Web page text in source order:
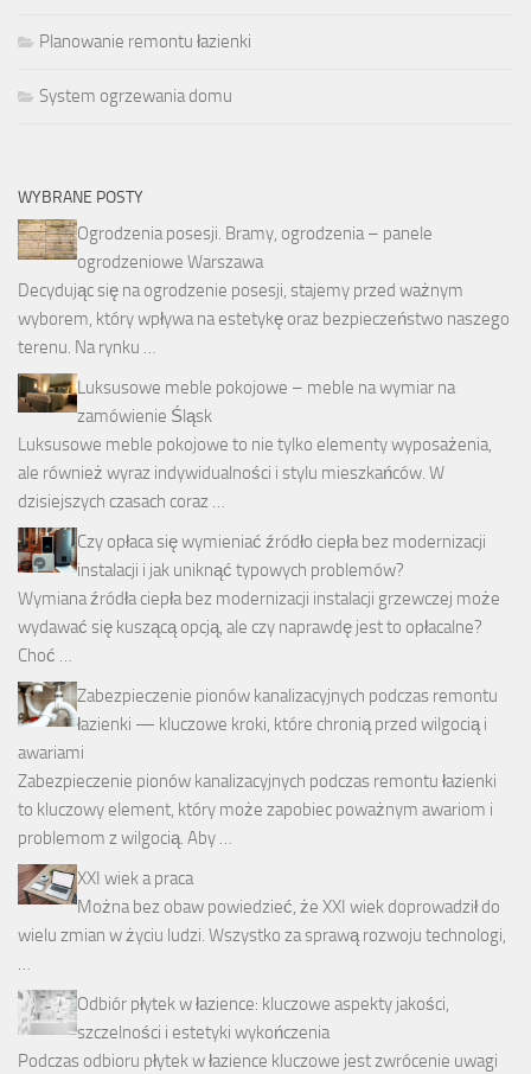
Planowanie remontu łazienki
System ogrzewania domu
WYBRANE POSTY
Ogrodzenia posesji. Bramy, ogrodzenia – panele
ogrodzeniowe Warszawa
Decydując się na ogrodzenie posesji, stajemy przed ważnym
wyborem, który wpływa na estetykę oraz bezpieczeństwo naszego
terenu. Na rynku …
Luksusowe meble pokojowe – meble na wymiar na
zamówienie Śląsk
Luksusowe meble pokojowe to nie tylko elementy wyposażenia,
ale również wyraz indywidualności i stylu mieszkańców. W
dzisiejszych czasach coraz …
Czy opłaca się wymieniać źródło ciepła bez modernizacji
instalacji i jak uniknąć typowych problemów?
Wymiana źródła ciepła bez modernizacji instalacji grzewczej może
wydawać się kuszącą opcją, ale czy naprawdę jest to opłacalne?
Choć …
Zabezpieczenie pionów kanalizacyjnych podczas remontu
łazienki — kluczowe kroki, które chronią przed wilgocią i
awariami
Zabezpieczenie pionów kanalizacyjnych podczas remontu łazienki
to kluczowy element, który może zapobiec poważnym awariom i
problemom z wilgocią. Aby …
XXI wiek a praca
Można bez obaw powiedzieć, że XXI wiek doprowadził do
wielu zmian w życiu ludzi. Wszystko za sprawą rozwoju technologi,
…
Odbiór płytek w łazience: kluczowe aspekty jakości,
szczelności i estetyki wykończenia
Podczas odbioru płytek w łazience kluczowe jest zwrócenie uwagi